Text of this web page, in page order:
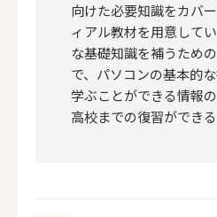
向けた必要知識をカバ
ィアル教材を用意して
な基礎知識を補うため
で、パソコンの基本的
学ぶことができる情報
高校までの復習ができ